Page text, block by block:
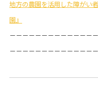
地方の農園を活用した障がい
園』
－－－－－－－－－－－－－
－－－－－－－－－－－－－